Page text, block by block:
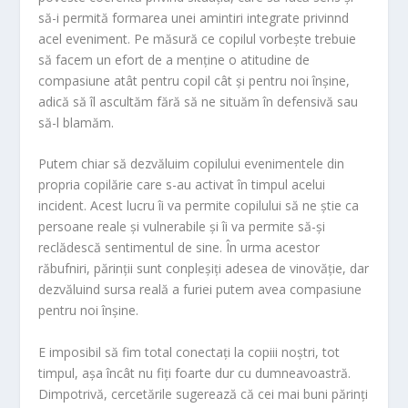
să-i permită formarea unei amintiri integrate privinnd
acel eveniment. Pe măsură ce copilul vorbeşte trebuie
să facem un efort de a menţine o atitudine de
compasiune atât pentru copil cât şi pentru noi înşine,
adică să îl ascultăm fără să ne situăm în defensivă sau
să-l blamăm.
Putem chiar să dezvăluim copilului evenimentele din
propria copilărie care s-au activat în timpul acelui
incident. Acest lucru îi va permite copilului să ne ştie ca
persoane reale şi vulnerabile şi îi va permite să-şi
reclădescă sentimentul de sine. În urma acestor
răbufniri, părinţii sunt conpleşiţi adesea de vinovăţie, dar
dezvăluind sursa reală a furiei putem avea compasiune
pentru noi înşine.
E imposibil să fim total conectaţi la copiii noştri, tot
timpul, aşa încât nu fiţi foarte dur cu dumneavoastră.
Dimpotrivă, cercetările sugerează că cei mai buni părinţi